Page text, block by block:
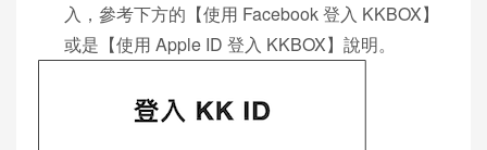
入，參考下方的【使用 Facebook 登入 KKBOX】
或是【使用 Apple ID 登入 KKBOX】說明。